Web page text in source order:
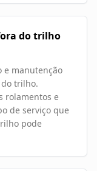
do trilho
e manutenção
trilho.
rolamentos e
de serviço que
pode